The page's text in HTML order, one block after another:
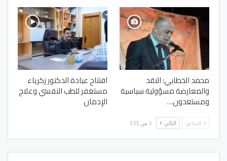
محمد الخطابي: النقد
والمعارضة مسؤولية سياسية
ومستعدون…
افتتاح عيادة الدكتور زكرياء
مستغفر للطب النفسي وعلاج
الإدمان
السابق التالي 1 من 133